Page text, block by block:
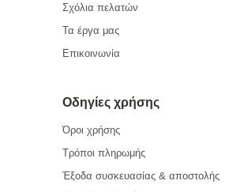
Σχόλια πελατών
Τα έργα μας
Επικοινωνία
Οδηγίες χρήσης
Όροι χρήσης
Τρόποι πληρωμής
Έξοδα συσκευασίας & αποστολής